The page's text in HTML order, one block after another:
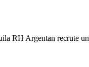
RH Argentan recrute un